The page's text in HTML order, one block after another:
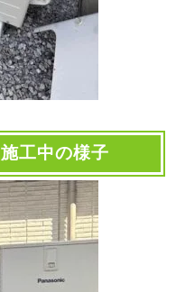
工中の様子